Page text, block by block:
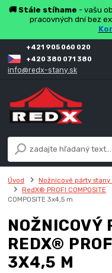
🚚 Stále stíhame - vašu
pracovných dní bez
+421 905 060 020
+420 380 071 380
info@redx-stany.sk
Úvod Nožnicové párty stany
RedX® PROFI COMPOSITE
COMPOSITE 3x4,5 m
NOŽNICOVÝ
REDX®
3X4,5 M